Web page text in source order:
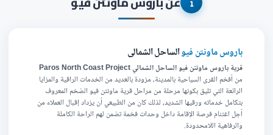
باروس ماونتن فيوالساحل الشمالى
قرية باروس ماونتن فيو الساحل الشمالي Paros North Coast Project
من أفخم القرى السياحية بالمدينة، مزودة بالعديد من الخدمات الراقية والمزايا
الرائعة التي تليق بكونها مرحلة من مراحل قرية ماونتن فيو الضخم المعروف
بتكامل خدماته ورقيها الشديد، لذلك كان من الطبيعي أن يزداد إقبال العملاء من
أجل اغتنام فرصة الإقامة داخل وحدات فخمة تضمن لهم الراحة الكاملة
والرفاهية اللامحدودة.